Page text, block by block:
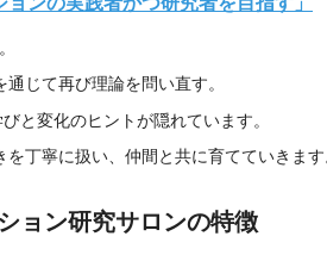
じて再び理論を問い直す。
と変化のヒントが隠れています。
丁寧に扱い、仲間と共に育てていきます
ョン研究サロンの特徴